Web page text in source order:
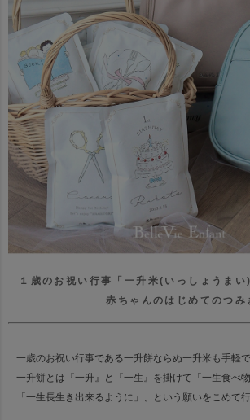
１歳のお祝い行事「一升米(いっしょうまい
赤ちゃんのはじめてのつみ
一歳のお祝い行事である一升餅ならぬ一升米も手軽で
一升餅とは『一升』と『一生』を掛けて「一生食べ
「一生長生き出来るように」、という願いをこめて